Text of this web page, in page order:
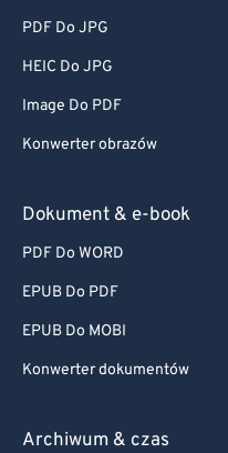
PDF Do JPG
HEIC Do JPG
Image Do PDF
Konwerter obrazów
Dokument & e-book
PDF Do WORD
EPUB Do PDF
EPUB Do MOBI
Konwerter dokumentów
Archiwum & czas